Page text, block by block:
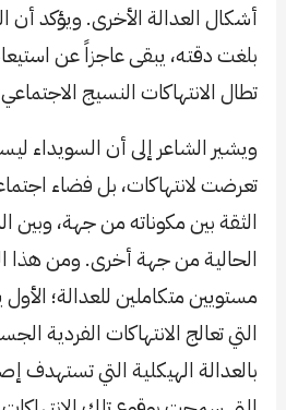
أشكال العدالة الأخرى. ويؤكد أن
بلغت دقته، يبقى عاجزاً عن
تطال الانتهاكات النسيج
ويشير الشاعر إلى أن السويداء
تعرضت لانتهاكات، بل فضاء
الثقة بين مكوناته من جهة،
الحالية من جهة أخرى. ومن هذا
مستويين متكاملين للعدالة؛ الأول
التي تعالج الانتهاكات الفردية
بالعدالة الهيكلية التي تستهدف